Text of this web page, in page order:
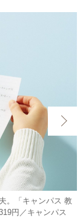
。「キャンパス 教
円／キャンパス